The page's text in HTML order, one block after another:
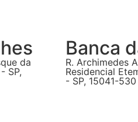
da
SP,
Banca
R. Archimedes
Residencial
- SP, 15041-530